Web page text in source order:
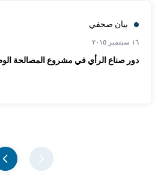
بيان صحفي
١٦ سبتمبر ٢٠١٥
دور صناع الرأي في مشروع المصالحة